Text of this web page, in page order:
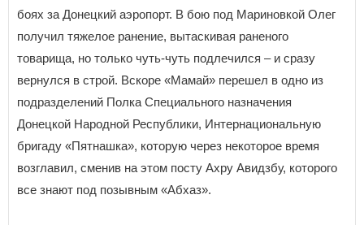
боях за Донецкий аэропорт. В бою под Мариновкой Олег
получил тяжелое ранение, вытаскивая раненого
товарища, но только чуть-чуть подлечился – и сразу
вернулся в строй. Вскоре «Мамай» перешел в одно из
подразделений Полка Специального назначения
Донецкой Народной Республики, Интернациональную
бригаду «Пятнашка», которую через некоторое время
возглавил, сменив на этом посту Ахру Авидзбу, которого
все знают под позывным «Абхаз».